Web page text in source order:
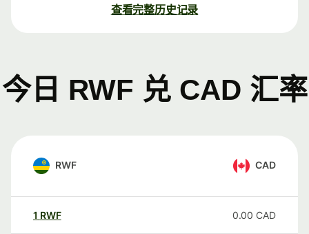
查看完整历史记录
今日 RWF 兑 CAD 汇率
RWF CAD
1 RWF 0.00 CAD